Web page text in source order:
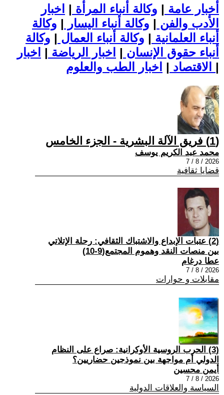
أخبار عامة | وكالة أنباء المرأة | اخبار
الأدب والفن | وكالة أنباء اليسار | وكالة
أنباء العلمانية | وكالة أنباء العمال | وكالة
أنباء حقوق الإنسان | اخبار الرياضة | اخبار
الاقتصاد | |
(1) فريق الآلة البشرية - الجزء الخامس
محمد عبد الكريم يوسف
2026 / 8 / 7
قضايا ثقافية
(2) عتبات الإبداع والاشتباك الثقافي: رحلة الإتلاتي
بين منصات النقد وهموم المجتمع(9-10)
عطا درغام
2026 / 8 / 7
مقابلات و حوارات
(3) الحرب الروسية الأوكرانية: صراع على النظام
الدولي أم مواجهة بين نموذجين حضاريين؟
أيمن محسين
2026 / 8 / 7
السياسة والعلاقات الدولية